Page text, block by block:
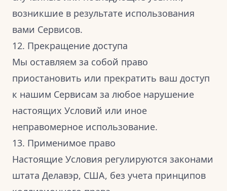
возникшие в результате использования
вами Сервисов.
12. Прекращение доступа
Мы оставляем за собой право
приостановить или прекратить ваш доступ
к нашим Сервисам за любое нарушение
настоящих Условий или иное
неправомерное использование.
13. Применимое право
Настоящие Условия регулируются законами
штата Делавэр, США, без учета принципов